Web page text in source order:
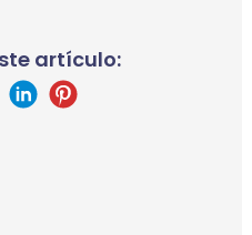
artículo: